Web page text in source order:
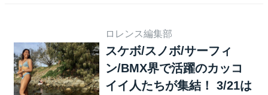
ロレンス編集部
スケボ/スノボ/サーフィ
ン/BMX界で活躍のカッコ
イイ人たちが集結！ 3/21は